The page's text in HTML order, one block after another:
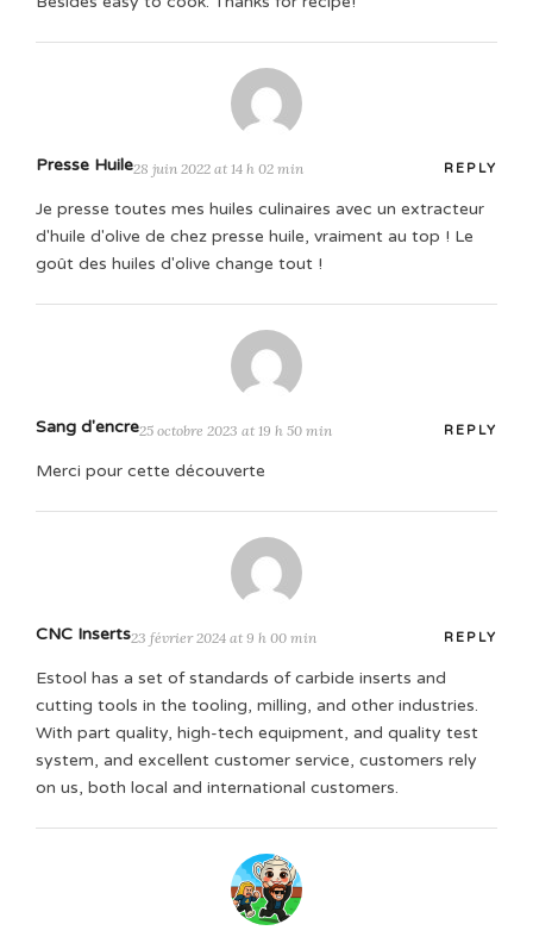
Presse Huile28 juin 2022 at 14 h 02 min REPLY
Je presse toutes mes huiles culinaires avec un extracteur
d'huile d'olive de chez presse huile, vraiment au top ! Le
goût des huiles d'olive change tout !
Sang d'encre25 octobre 2023 at 19 h 50 min REPLY
Merci pour cette découverte
CNC Inserts23 février 2024 at 9 h 00 min REPLY
Estool has a set of standards of carbide inserts and
cutting tools in the tooling, milling, and other industries.
With part quality, high-tech equipment, and quality test
system, and excellent customer service, customers rely
on us, both local and international customers.